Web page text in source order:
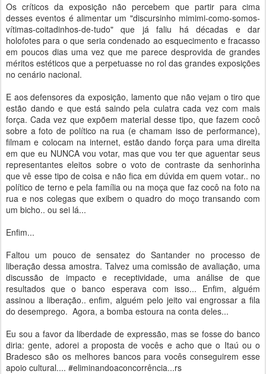
Os críticos da exposição não percebem que partir para cima
desses eventos é alimentar um "discursinho mimimi-como-somos-
vítimas-coitadinhos-de-tudo" que já faliu há décadas e dar
holofotes para o que seria condenado ao esquecimento e fracasso
em poucos dias uma vez que me parece desprovida de grandes
méritos estéticos que a perpetuasse no rol das grandes exposições
no cenário nacional.
E aos defensores da exposição, lamento que não vejam o tiro que
estão dando e que está saindo pela culatra cada vez com mais
força. Cada vez que expõem material desse tipo, que fazem cocô
sobre a foto de político na rua (e chamam isso de performance),
filmam e colocam na internet, estão dando força para uma direita
em que eu NUNCA vou votar, mas que vou ter que aguentar seus
representantes eleitos sobre o voto de contraste da senhorinha
que vê esse tipo de coisa e não fica em dúvida em quem votar.. no
político de terno e pela família ou na moça que faz cocô na foto na
rua e nos colegas que exibem o quadro do moço transando com
um bicho.. ou sei lá...
Enfim...
Faltou um pouco de sensatez do Santander no processo de
liberação dessa amostra. Talvez uma comissão de avaliação, uma
discussão de impacto e receptividade, uma análise de que
resultados que o banco esperava com isso... Enfim, alguém
assinou a liberação.. enfim, alguém pelo jeito vai engrossar a fila
do desemprego. Agora, a bomba estoura na conta deles...
Eu sou a favor da liberdade de expressão, mas se fosse do banco
diria: gente, adorei a proposta de vocês e acho que o Itaú ou o
Bradesco são os melhores bancos para vocês conseguirem esse
apoio cultural.... #eliminandoaconcorrência...rs